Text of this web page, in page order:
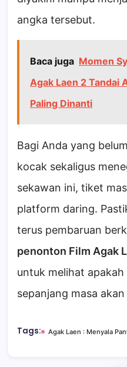
angka tersebut.
Baca juga Momen
Agak Laen 2 Tandai
Paling Dinanti
Bagi Anda yang
kocak sekaligus
sekawan ini, tiket
platform daring.
terus pembaruan
penonton Film Agak
untuk melihat
sepanjang masa
Tags: Agak Laen : Menyala